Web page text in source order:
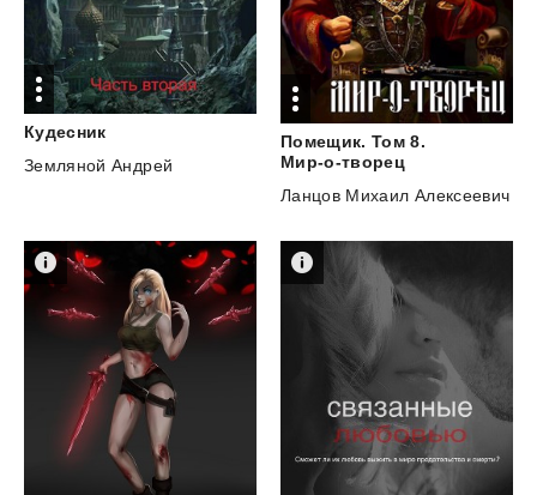
Кудесник
Земляной Андрей
Помещик. Том 8.
Мир-о-творец
Ланцов Михаил Алексеевич